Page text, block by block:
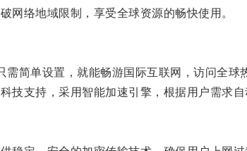
络地域限制，享受全球资源的畅快使用。
单设置，就能畅游国际互联网，访问全球
支持，采用智能加速引擎，根据用户需求自